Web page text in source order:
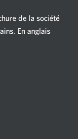
de la société
En anglais